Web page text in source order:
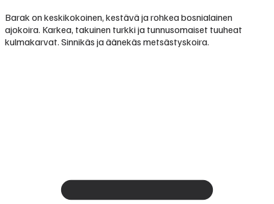
Barak on keskikokoinen, kestävä ja rohkea bosnialainen
ajokoira. Karkea, takuinen turkki ja tunnusomaiset tuuheat
kulmakarvat. Sinnikäs ja äänekäs metsästyskoira.